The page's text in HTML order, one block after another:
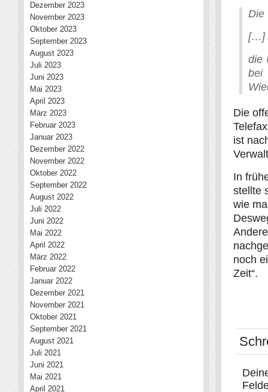
Die
[…]
die
bei
Die
ist
In
stellte
wie
noch
Zeit“.
Dezember 2023
November 2023
Oktober 2023
September 2023
August 2023
Juli 2023
Juni 2023
Mai 2023
April 2023
März 2023
Februar 2023
Januar 2023
Dezember 2022
November 2022
Oktober 2022
September 2022
August 2022
Juli 2022
Juni 2022
Mai 2022
April 2022
März 2022
Februar 2022
Januar 2022
Dezember 2021
November 2021
Oktober 2021
September 2021
August 2021
Juli 2021
Juni 2021
Mai 2021
April 2021